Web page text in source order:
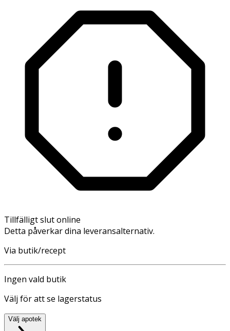
Tillfälligt slut online
Detta påverkar dina leveransalternativ.
Via butik/recept
Ingen vald butik
Välj för att se lagerstatus
Välj apotek